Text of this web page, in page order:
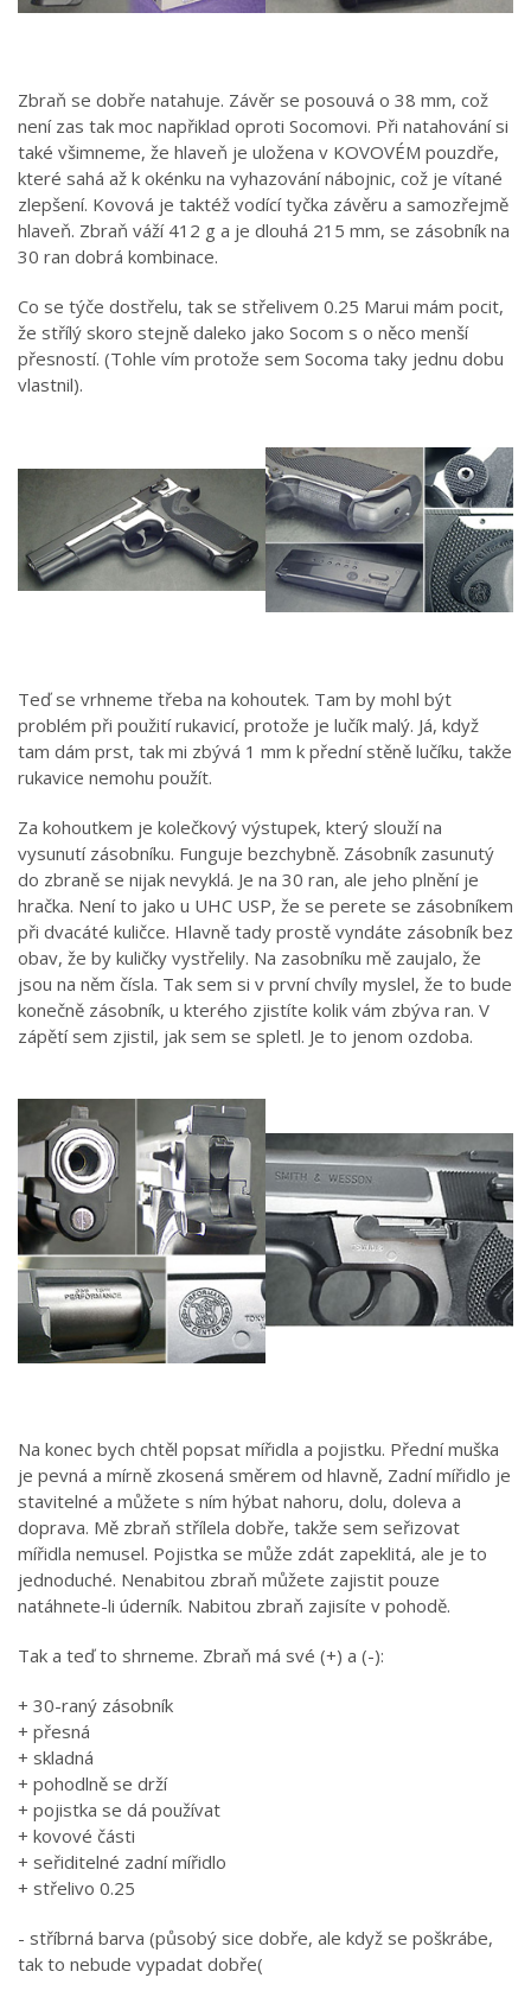
Zbraň se dobře natahuje. Závěr se posouvá o 38 mm, což
není zas tak moc napřiklad oproti Socomovi. Při natahování si
také všimneme, že hlaveň je uložena v KOVOVÉM pouzdře,
které sahá až k okénku na vyhazování nábojnic, což je vítané
zlepšení. Kovová je taktéž vodící tyčka závěru a samozřejmě
hlaveň. Zbraň váží 412 g a je dlouhá 215 mm, se zásobník na
30 ran dobrá kombinace.
Co se týče dostřelu, tak se střelivem 0.25 Marui mám pocit,
že střílý skoro stejně daleko jako Socom s o něco menší
přesností. (Tohle vím protože sem Socoma taky jednu dobu
vlastnil).
Teď se vrhneme třeba na kohoutek. Tam by mohl být
problém při použití rukavicí, protože je lučík malý. Já, když
tam dám prst, tak mi zbývá 1 mm k přední stěně lučíku, takže
rukavice nemohu použít.
Za kohoutkem je kolečkový výstupek, který slouží na
vysunutí zásobníku. Funguje bezchybně. Zásobník zasunutý
do zbraně se nijak nevyklá. Je na 30 ran, ale jeho plnění je
hračka. Není to jako u UHC USP, že se perete se zásobníkem
při dvacáté kuličce. Hlavně tady prostě vyndáte zásobník bez
obav, že by kuličky vystřelily. Na zasobníku mě zaujalo, že
jsou na něm čísla. Tak sem si v první chvíly myslel, že to bude
konečně zásobník, u kterého zjistíte kolik vám zbýva ran. V
zápětí sem zjistil, jak sem se spletl. Je to jenom ozdoba.
Na konec bych chtěl popsat mířidla a pojistku. Přední muška
je pevná a mírně zkosená směrem od hlavně, Zadní mířidlo je
stavitelné a můžete s ním hýbat nahoru, dolu, doleva a
doprava. Mě zbraň střílela dobře, takže sem seřizovat
mířidla nemusel. Pojistka se může zdát zapeklitá, ale je to
jednoduché. Nenabitou zbraň můžete zajistit pouze
natáhnete-li úderník. Nabitou zbraň zajisíte v pohodě.
Tak a teď to shrneme. Zbraň má své (+) a (-):
+ 30-raný zásobník
+ přesná
+ skladná
+ pohodlně se drží
+ pojistka se dá používat
+ kovové části
+ seřiditelné zadní mířidlo
+ střelivo 0.25
- stříbrná barva (působý sice dobře, ale když se poškrábe,
tak to nebude vypadat dobře(